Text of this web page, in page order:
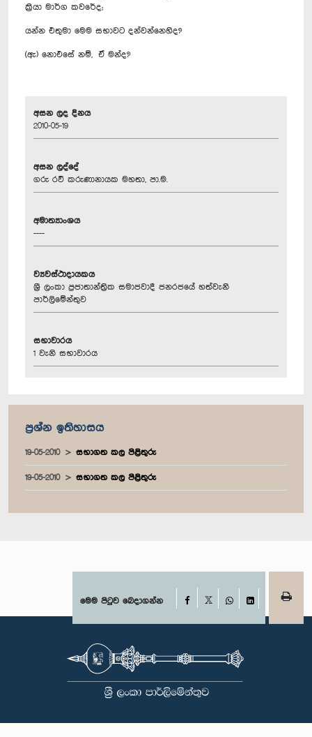
ක්‍රියා මාර්ග කවරේද;
යන්න එතුමා මෙම සභාවට දන්වන්නෙහිද?
(ඇ) නොඑසේ නම්, ඒ මන්ද?
අසන ලද දිනය
2010-05-19
අසන ලද්දේ
ගරු රවී කරුණානායක මහතා, පා.ම.
අමාත්‍යාංශය
----
ව්‍යවස්ථාදායකය
ශ්‍රී ලංකා ප්‍රජාතාන්ත්‍රික සමාජවාදී ජනරජයේ හත්වැනි
පාර්ලිමේන්තුව
සභාවාරය
1 වැනි සභාවාරය
ප්‍රශ්න ඉතිහාසය
19-05-2010 සභාගත කල පිළිතුරු
19-05-2010 සභාගත කල පිළිතුරු
මෙම පිටුව බෙදාගන්න Facebook
WhatsAppLinkedIn